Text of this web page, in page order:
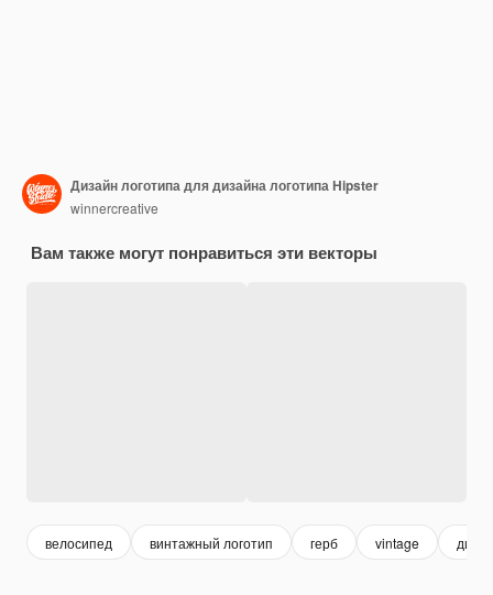
Дизайн логотипа для дизайна логотипа Hipster
winnercreative
Вам также могут понравиться эти векторы
велосипед винтажный логотип герб vintage